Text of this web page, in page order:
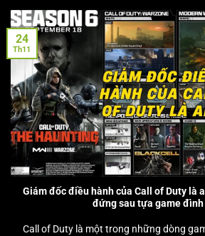
Giám đốc điều hành của Call of Duty là
đứng sau tựa game
Call of Duty là một trong những dòng
24
Th11